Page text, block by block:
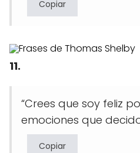
Copiar
11.
“Crees que soy feliz
emociones que
Copiar